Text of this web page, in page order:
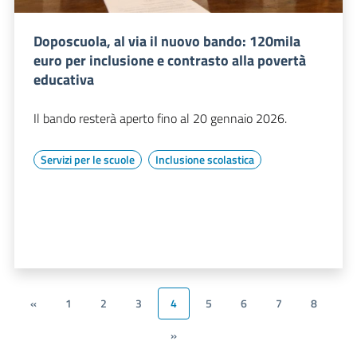
Doposcuola, al via il nuovo bando: 120mila
euro per inclusione e contrasto alla povertà
educativa
Il bando resterà aperto fino al 20 gennaio 2026.
Servizi per le scuole Inclusione scolastica
« 1 2 3 4 5 6 7
8
»